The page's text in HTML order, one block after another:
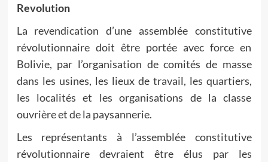
Revolution
La revendication d’une assemblée constitutive
révolutionnaire doit être portée avec force en
Bolivie, par l’organisation de comités de masse
dans les usines, les lieux de travail, les quartiers,
les localités et les organisations de la classe
ouvrière et de la paysannerie.
Les représentants à l’assemblée constitutive
révolutionnaire devraient être élus par les